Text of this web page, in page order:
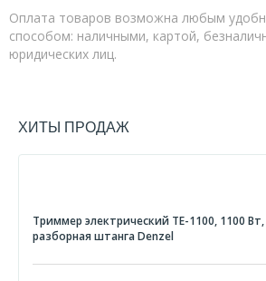
Отвертки аккумуляторные
Гайковерты и винтоверты
Циркулярные пилы аккумуляторные
Опрыскиватели аккумуляторные
Сварочное оборудование
Оплата товаров возможна любым
способом: наличными, картой,
юридических лиц.
ХИТЫ ПРОДАЖ
Триммер электрический TE-1100, 1100
разборная штанга Denzel